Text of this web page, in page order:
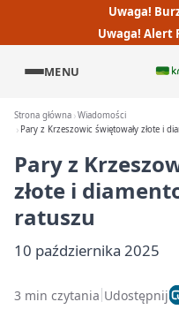
Uwaga!
Uwaga! Alert
MENU
Strona główna Wiadomości
Pary z Krzeszowic świętowały złote i
Pary z
złote i
ratuszu
10 października 2025
3 min czytania Udostępnij